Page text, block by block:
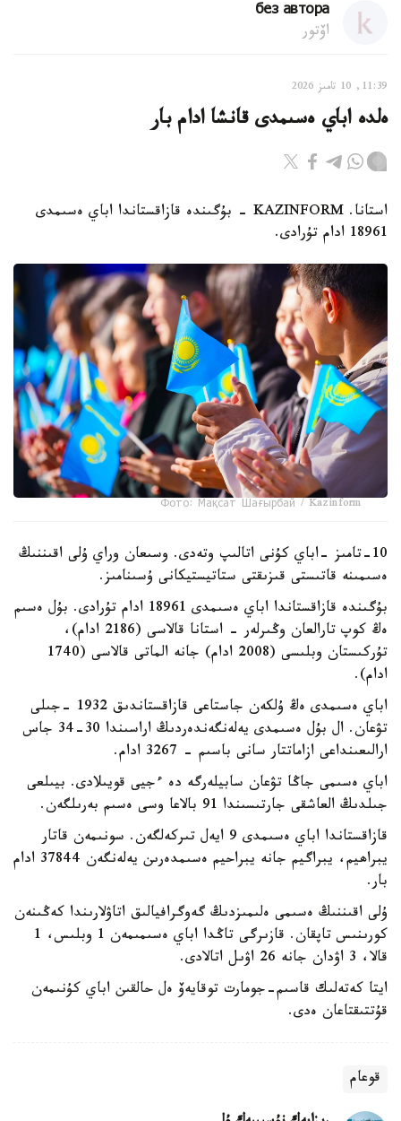
без автора
اۆتور
11:39, 10 تامىز 2026
ەلدە اباي ەسىمدى قانشا ادام بار
استانا. KAZINFORM - بۇگىندە قازاقستاندا اباي ەسىمدى
18961 ادام تۇرادى.
Фото: Мақсат Шағырбай / Kazinform
10-تامىز -اباي كۇنى اتالىپ وتەدى. وسىعان وراي ۇلى اقىننىڭ
ەسىمىنە قاتىستى قىزىقتى ستاتيستيكانى ۇسىنامىز.
بۇگىندە قازاقستاندا اباي ەسىمدى 18961 ادام تۇرادى. بۇل ەسىم
ەڭ كوپ تارالعان وڭىرلەر - استانا قالاسى (2186 ادام)،
تۇركىستان وبلىسى (2008 ادام) جانە الماتى قالاسى (1740
ادام).
اباي ەسىمدى ەڭ ۇلكەن جاستاعى قازاقستاندىق 1932 -جىلى
تۋعان. ال بۇل ەسىمدى يەلەنگەندەردىڭ اراسىندا 30-34 جاس
ارالىعىنداعى ازاماتتار سانى باسىم - 3267 ادام.
اباي ەسىمى جاڭا تۋعان سابيلەرگە دە ءجيى قويىلادى. بيىلعى
جىلدىڭ العاشقى جارتىسىندا 91 بالاعا وسى ەسىم بەرىلگەن.
قازاقستاندا اباي ەسىمدى 9 ايەل تىركەلگەن. سونىمەن قاتار
يبراھيم، يبراگيم جانە يبراحيم ەسىمدەرىن يەلەنگەن 37844 ادام
بار.
ۇلى اقىننىڭ ەسىمى ەلىمىزدىڭ گەوگرافيالىق اتاۋلارىندا كەڭىنەن
كورىنىس تاپقان. قازىرگى تاڭدا اباي ەسىمىمەن 1 وبلىس، 1
قالا، 3 اۋدان جانە 26 اۋىل اتالادى.
ايتا كەتەلىك قاسىم-جومارت توقايەۆ ەل حالقىن اباي كۇنىمەن
قۇتتىقتاعان ەدى.
قوعام